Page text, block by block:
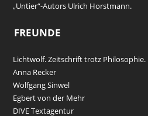
„Untier“-Autors Ulrich Horstmann.
FREUNDE
Lichtwolf. Zeitschrift trotz Philosophie.
Anna Recker
Wolfgang Sinwel
Egbert von der Mehr
DIVE Textagentur